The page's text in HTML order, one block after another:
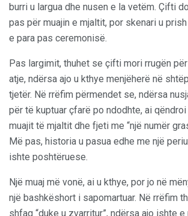
burri u largua dhe nusen e la vetëm. Çifti
pas për muajin e mjaltit, por skenari u
e para pas ceremonisë.
Pas largimit, thuhet se çifti mori rrugën
atje, ndërsa ajo u kthye menjëherë në
tjetër. Në rrëfim përmendet se, ndërsa
për të kuptuar çfarë po ndodhte, ai
muajit të mjaltit dhe fjeti me “një numër
Më pas, historia u pasua edhe me një
ishte poshtëruese.
Një muaj më vonë, ai u kthye, por jo në
një bashkëshort i sapomartuar. Në rrëfim
shfaq “duke u zvarritur”, ndërsa ajo ishte